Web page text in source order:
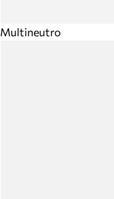
Multineutro